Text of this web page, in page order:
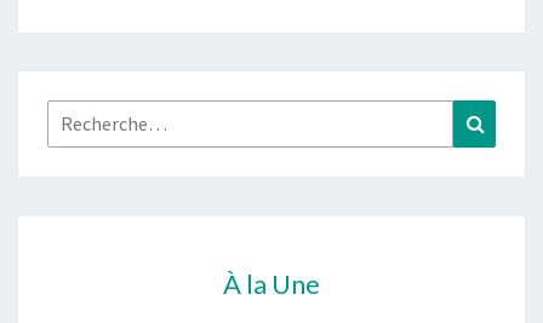
Rechercher :
À la Une